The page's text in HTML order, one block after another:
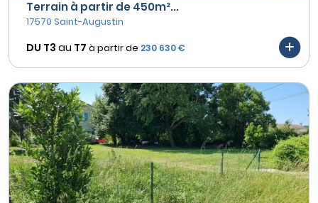
Terrain à partir de 450m²...
17570 Saint-Augustin
DU T3 au T7 à partir de 230 630 €